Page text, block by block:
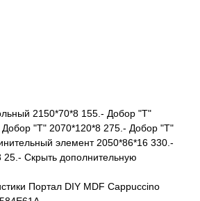
2150*70*8 155.- Добор "Т"
Добор "Т" 2070*120*8 275.- Добор "Т"
элемент 2050*86*16 330.-
Скрыть дополнительную
Портал DIY MDF Cappuccino